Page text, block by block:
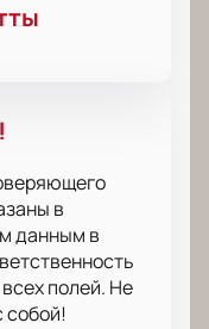
в
данным в
полей. Не
собой!